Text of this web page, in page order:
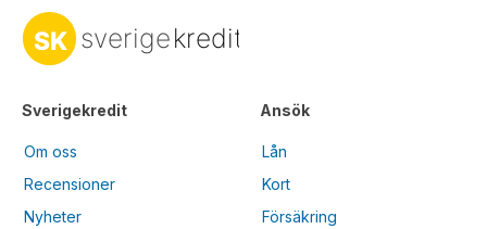
Sverigekredit
Om oss
Recensioner
Nyheter
Ansök
Lån
Kort
Försäkring